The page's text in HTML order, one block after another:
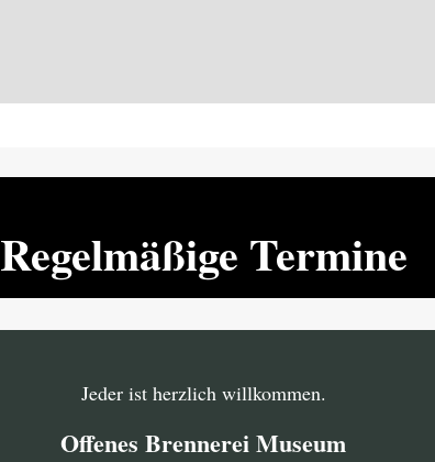
Regelmäßige Termine
Jeder ist herzlich willkommen.
Offenes Brennerei Museum